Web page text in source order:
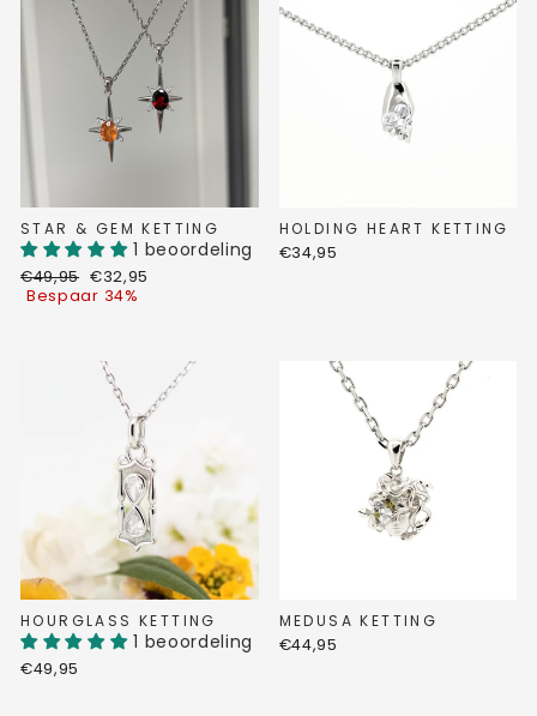
STAR & GEM KETTING
1 beoordeling
Normale
prijs
€49,95 Verkoopprijs
€32,95
Bespaar 34%
HOLDING HEART KETTING
€34,95
HOURGLASS KETTING
1 beoordeling
€49,95
MEDUSA KETTING
€44,95